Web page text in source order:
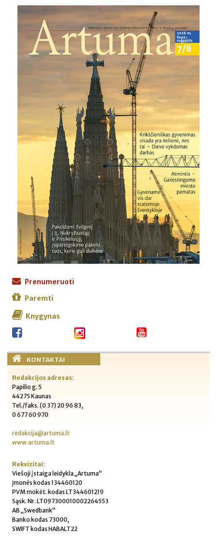
Prenumeruoti
Paremti
Knygynas
KONTAKTAI
Redakcijos adresas:
Papilio g. 5
44275 Kaunas
Tel./faks. (0 37) 20 96 83,
0 677 60 970
redakcija@artuma.lt
www.artuma.lt
Rekvizitai:
Viešoji įstaiga leidykla „Artuma“
Įmonės kodas 134460120
PVM mokėt. kodas LT344601219
Sąsk. Nr. LT097300010002264553
AB „Swedbank“
Banko kodas 73000,
SWIFT kodas HABALT22